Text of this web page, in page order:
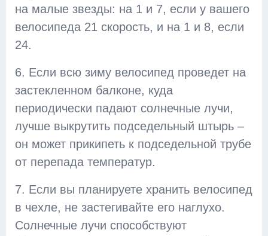
на малые звезды: на 1 и 7, если у вашего
велосипеда 21 скорость, и на 1 и 8, если
24.
6. Если всю зиму велосипед проведет на
застекленном балконе, куда
периодически падают солнечные лучи,
лучше выкрутить подседельный штырь –
он может прикипеть к подседельной трубе
от перепада температур.
7. Если вы планируете хранить велосипед
в чехле, не застегивайте его наглухо.
Солнечные лучи способствуют